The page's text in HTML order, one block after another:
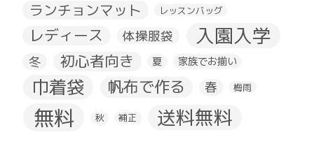
ランチョンマット レッスンバッグ
レディース 体操服袋 入園入学
冬 初心者向き 夏 家族でお揃い
巾着袋 帆布で作る 春 梅雨
無料 秋 補正 送料無料